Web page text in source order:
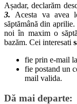
Așadar, declarăm
3. Acesta va avea
săptămână din
noi în maxim o
bazăm. Cei interesati
fie prin e-mail
fie postand un
mail valida.
Dă mai departe: